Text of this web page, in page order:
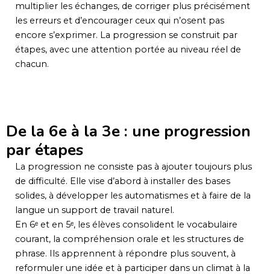
multiplier les échanges, de corriger plus précisément
les erreurs et d’encourager ceux qui n’osent pas
encore s’exprimer. La progression se construit par
étapes, avec une attention portée au niveau réel de
chacun.
De la 6e à la 3e : une progression
par étapes
La progression ne consiste pas à ajouter toujours plus
de difficulté. Elle vise d’abord à installer des bases
solides, à développer les automatismes et à faire de la
langue un support de travail naturel.
En 6ᵉ et en 5ᵉ, les élèves consolident le vocabulaire
courant, la compréhension orale et les structures de
phrase. Ils apprennent à répondre plus souvent, à
reformuler une idée et à participer dans un climat à la